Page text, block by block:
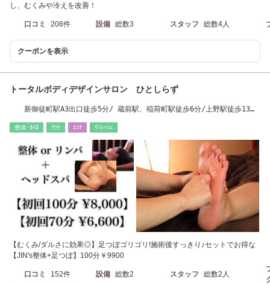
し、むくみや冷えを改善！
口コミ 208件 設備 総数3 スタッフ 総数4人
クーポンを表示
トータルボディデザインサロン ひとしらず
新御徒町駅A3出口徒歩5分/ 蔵前駅、稲荷町駅徒歩6分/上野駅徒歩13
整体･ｶｲﾛ ﾘﾗｸ ｴｽﾃ ﾘﾌﾚｯｼｭ
【むくみ/ダルさに効果◎】足つぼゴリゴリ!施術後すっきり♪セットでお得な
【JIN's整体+足つぼ】100分￥9900
口コミ 152件 設備 総数2 スタッフ 総数2人